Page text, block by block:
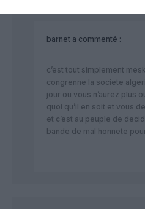
barnet a commenté :
c’est tout simplement
congrenne la societe
jour ou vous n’aurez plus
quoi qu’il en soit et vous
et c’est au peuple de
bande de mal honnete